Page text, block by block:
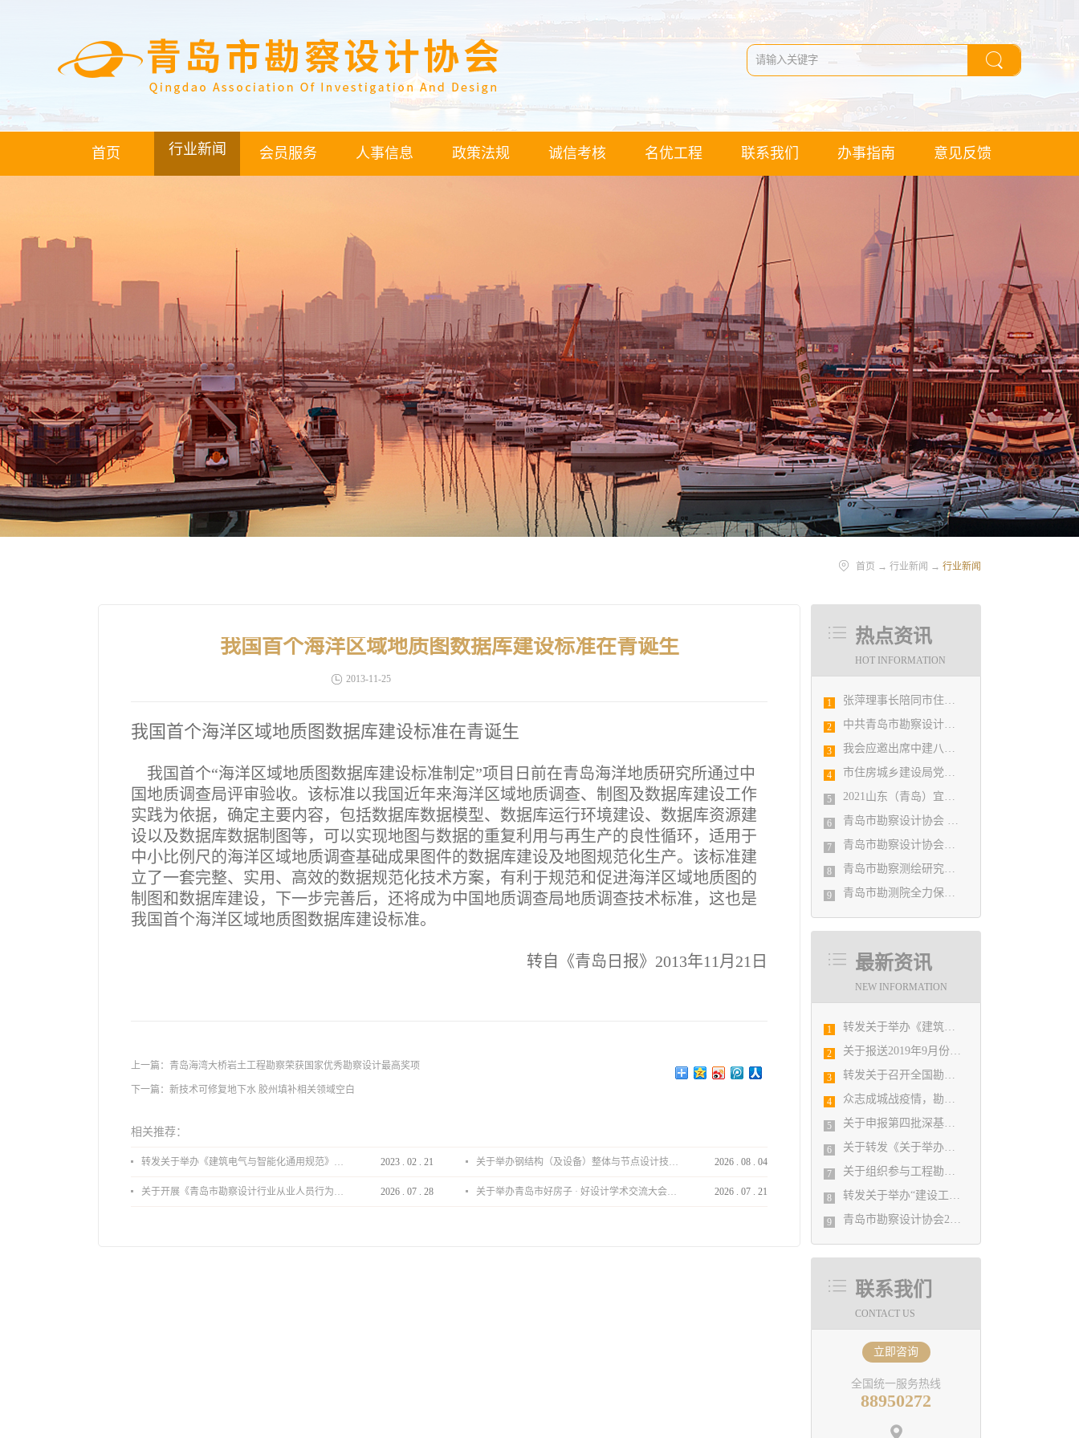
首页 行业新闻 会员服务 人事信息 政策法规 诚信考核 名优工程 联系我们 办事指南 意见反馈
首页 → 行业新闻 → 行业新闻
热点资讯
HOT INFORMATION
1 张萍理事长陪同市住房和城乡建设局赴陇南开展东西部扶贫协作工作
2 中共青岛市勘察设计协会党支部日前召开民主生活会
3 我会应邀出席中建八局四公司设计管理研究院揭牌仪式
4 市住房城乡建设局党组书记、局长陈勇调研市勘察设计协会及所属审图机构
5 2021山东（青岛）宜居博览会盛大开幕
6 青岛市勘察设计协会 第五届二次会员代表大会纪要
7 青岛市勘察设计协会党支部召开党史学习教育专题组织生活会
8 青岛市勘察测绘研究院参加第29届国际制图大会并荣获3项国际大奖
9 青岛市勘测院全力保障自然灾害普查区县级质检汇交工作
最新资讯
NEW INFORMATION
1 转发关于举办《建筑电气与智能化通用规范》 GB55024-2022公益宣贯的通知
2 关于报送2019年9月份勘察设计经济形势月报有关工作的通知
3 转发关于召开全国勘察设计行业庆祝新中国成立70周年大会暨中国勘察设计协会六届二次会员代表大会的通知
4 众志成城战疫情，勘察设计行业在行动
5 关于申报第四批深基坑工程专家库的通知
6 关于转发《关于举办《建筑设计防火规范》（GB50016）和《建筑防烟 排烟系统技术标准》GB51251-2017及建设工程消防设计审 查验收管理规定疑难解析答疑培训班的通知》的通知
7 关于组织参与工程勘察设计行业参与“一带一路”建设专题调研的通知
8 转发关于举办“建设工程消防设计审查及超限高层建筑工程抗震设防专项审查”的大师讲座的通知
9 青岛市勘察设计协会2021年第一次理事会 关于吸收新会员单位的决定
联系我们
CONTACT US
立即咨询
全国统一服务热线
88950272
我国首个海洋区域地质图数据库建设标准在青诞生
2013-11-25
我国首个海洋区域地质图数据库建设标准在青诞生
我国首个“海洋区域地质图数据库建设标准制定”项目日前在青岛海洋地质研究所通过中
国地质调查局评审验收。该标准以我国近年来海洋区域地质调查、制图及数据库建设工作
实践为依据，确定主要内容，包括数据库数据模型、数据库运行环境建设、数据库资源建
设以及数据库数据制图等，可以实现地图与数据的重复利用与再生产的良性循环，适用于
中小比例尺的海洋区域地质调查基础成果图件的数据库建设及地图规范化生产。该标准建
立了一套完整、实用、高效的数据规范化技术方案，有利于规范和促进海洋区域地质图的
制图和数据库建设，下一步完善后，还将成为中国地质调查局地质调查技术标准，这也是
我国首个海洋区域地质图数据库建设标准。
转自《青岛日报》2013年11月21日
上一篇： 青岛海湾大桥岩土工程勘察荣获国家优秀勘察设计最高奖项
下一篇： 新技术可修复地下水 胶州填补相关领域空白
相关推荐：
转发关于举办《建筑电气与智能化通用规范》 GB55024-2022公益宣贯的通知 2023 . 02 . 21 关于举办钢结构（及设备）整体与节点设计技术分享会的通知 2026 . 08 . 04
关于开展《青岛市勘察设计行业从业人员行为导则》、《青岛市住宅工程设计审查品质提升指引（2026版）》宣贯活动的通知 2026 . 07 . 28 关于举办青岛市好房子 · 好设计学术交流大会的通知 2026 . 07 . 21